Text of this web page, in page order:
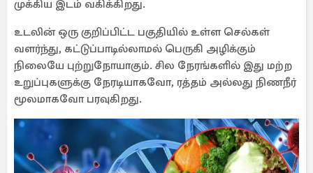
முக்கிய இடம் வகிக்கிறது.
உடலின் ஒரு குறிப்பிட்ட பகுதியில் உள்ள செல்கள்
வளர்ந்து, கட்டுப்பாடில்லாமல் பெருகி அழிக்கும்
நிலையே புற்றுநோயாகும். சில நேரங்களில் இது மற்ற
உறுப்புகளுக்கு நேரடியாகவோ, ரத்தம் அல்லது நிணநீர்
மூலமாகவோ பரவுகிறது.